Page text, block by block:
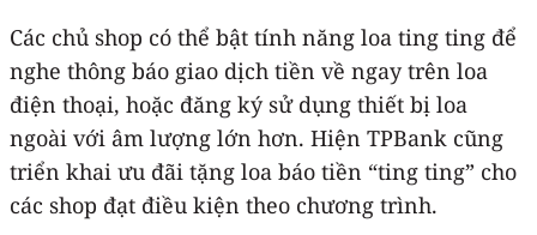
Các chủ shop có thể bật tính năng loa ting ting để
nghe thông báo giao dịch tiền về ngay trên loa
điện thoại, hoặc đăng ký sử dụng thiết bị loa
ngoài với âm lượng lớn hơn. Hiện TPBank cũng
triển khai ưu đãi tặng loa báo tiền “ting ting” cho
các shop đạt điều kiện theo chương trình.